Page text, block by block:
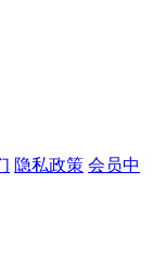
隐私政策 会员中